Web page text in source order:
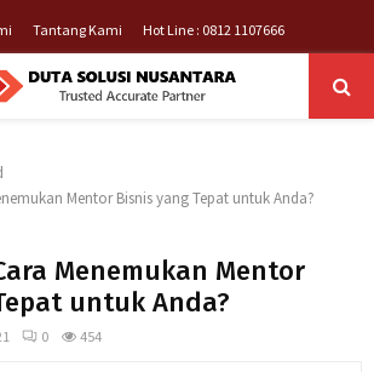
Tantang Kami Hot Line : 0812 1107666
Mentor Bisnis yang Tepat untuk Anda?
Menemukan Mentor
untuk Anda?
0 454